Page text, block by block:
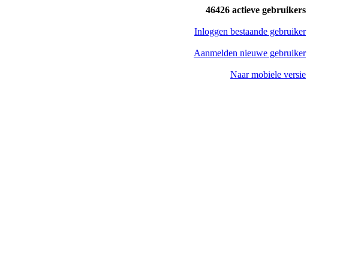
46426 actieve gebruikers
Inloggen bestaande gebruiker
Aanmelden nieuwe gebruiker
Naar mobiele versie